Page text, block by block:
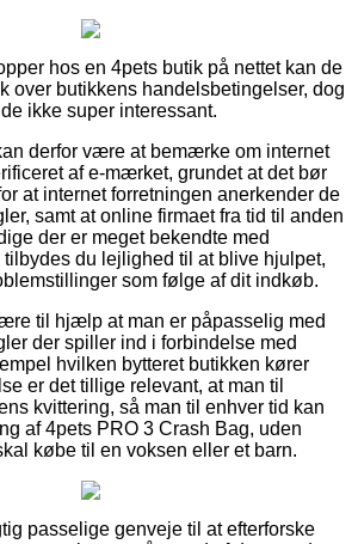
hos en 4pets butik på nettet kan de
over butikkens handelsbetingelser, dog
ikke super interessant.
derfor være at bemærke om internet
af e-mærket, grundet at det bør
at internet forretningen anerkender de
samt at online firmaet fra tid til anden
der er meget bekendte med
du lejlighed til at blive hjulpet,
som følge af dit indkøb.
til hjælp at man er påpasselig med
der spiller ind i forbindelse med
hvilken bytteret butikken kører
er det tillige relevant, at man til
kvittering, så man til enhver tid kan
af 4pets PRO 3 Crash Bag, uden
købe til en voksen eller et barn.
passelige genveje til at efterforske